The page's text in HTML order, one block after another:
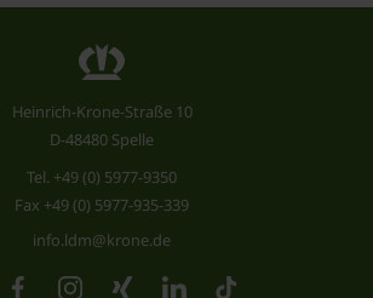
Heinrich-Krone-Straße 10
D-48480 Spelle
Tel. +49 (0) 5977-9350
Fax +49 (0) 5977-935-339
info.ldm@krone.de